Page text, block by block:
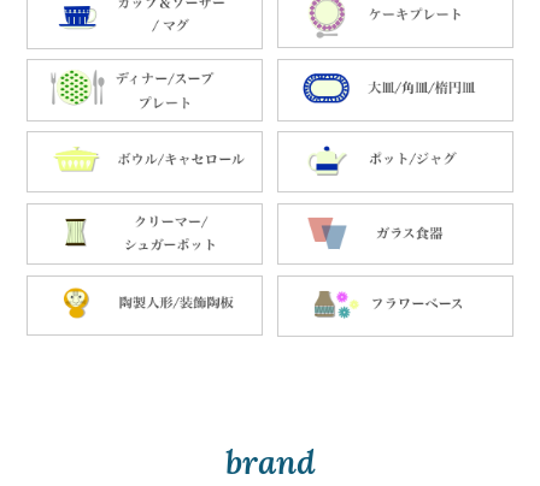
brand